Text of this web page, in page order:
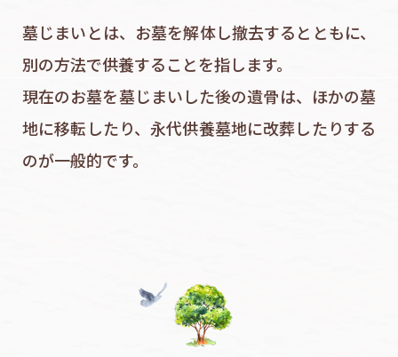
墓じまいとは、お墓を解体し撤去するとともに、
別の方法で供養することを指します。
現在のお墓を墓じまいした後の遺骨は、ほかの墓
地に移転したり、永代供養墓地に改葬したりする
のが一般的です。